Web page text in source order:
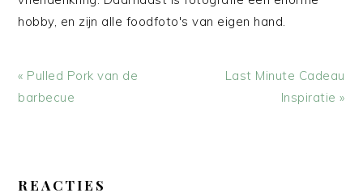
hobby, en zijn alle foodfoto's van eigen hand.
Vorig
bericht:
« Pulled Pork van de
barbecue
Volgend
Last Minute Cadeau
Inspiratie »
INTERACTIES
REACTIES